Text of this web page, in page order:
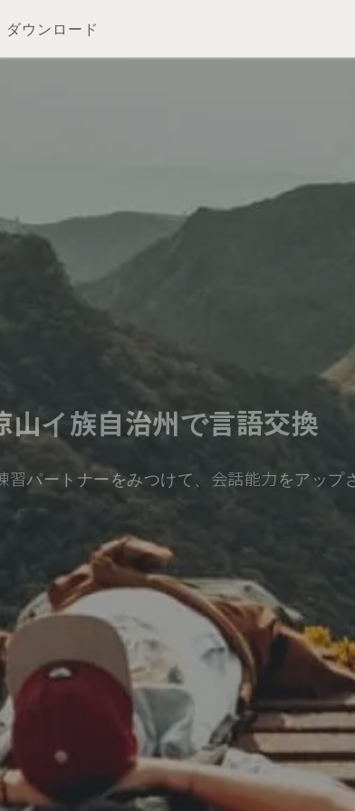
ダウンロード
山イ族自治州で言語交換
習パートナーをみつけて、会話能力をアップ